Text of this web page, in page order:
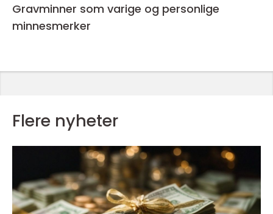
Gravminner som varige og personlige
minnesmerker
Flere nyheter